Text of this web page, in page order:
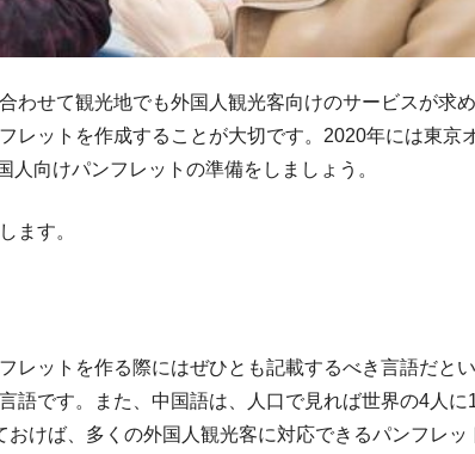
せて観光地でも外国人観光客向けのサービスが求
ットを作成することが大切です。2020年には東京
向けパンフレットの準備をしましょう。
ます。
ットを作る際にはぜひとも記載するべき言語だと
語です。また、中国語は、人口で見れば世界の4人に
けば、多くの外国人観光客に対応できるパンフレッ